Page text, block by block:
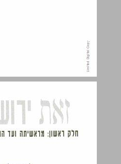
ירושלים "שרתי במדינות" ... 4